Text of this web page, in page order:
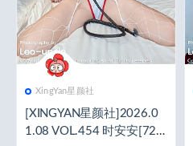
XingYan星颜社
[XINGYAN星颜社]2026.0
1.08 VOL.454 时安安[72+